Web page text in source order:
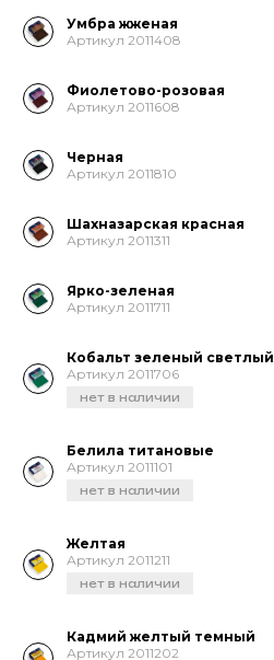
Умбра жженая
Артикул 2011408
Фиолетово-розовая
Артикул 2011608
Черная
Артикул 2011810
Шахназарская красная
Артикул 2011311
Ярко-зеленая
Артикул 2011711
Кобальт зеленый светлый
Артикул 2011706
нет в наличии
Белила титановые
Артикул 2011101
нет в наличии
Желтая
Артикул 2011211
нет в наличии
Кадмий желтый темный
Артикул 2011202